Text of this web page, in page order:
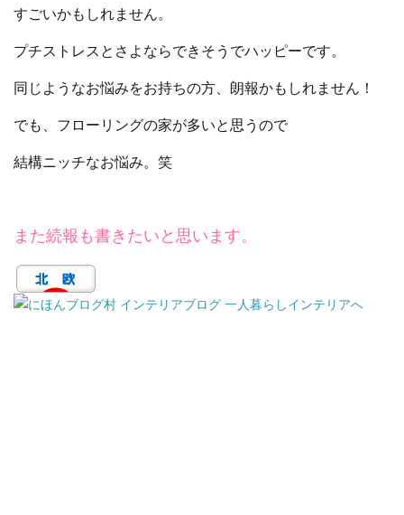
すごいかもしれません。
プチストレスとさよならできそうでハッピーです。
同じようなお悩みをお持ちの方、朗報かもしれません！
でも、フローリングの家が多いと思うので
結構ニッチなお悩み。笑
また続報も書きたいと思います。